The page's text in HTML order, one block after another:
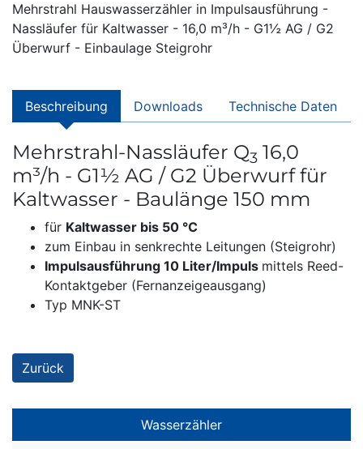
Mehrstrahl Hauswasserzähler in Impulsausführung -
Nassläufer für Kaltwasser - 16,0 m³/h - G1½ AG / G2
Überwurf - Einbaulage Steigrohr
Beschreibung Downloads Technische Daten
Mehrstrahl-Nassläufer Q3 16,0
m³/h - G1½ AG / G2 Überwurf für
Kaltwasser - Baulänge 150 mm
für Kaltwasser bis 50 °C
zum Einbau in senkrechte Leitungen (Steigrohr)
Impulsausführung 10 Liter/Impuls mittels Reed-
Kontaktgeber (Fernanzeigeausgang)
Typ MNK-ST
Zurück
Wasserzähler